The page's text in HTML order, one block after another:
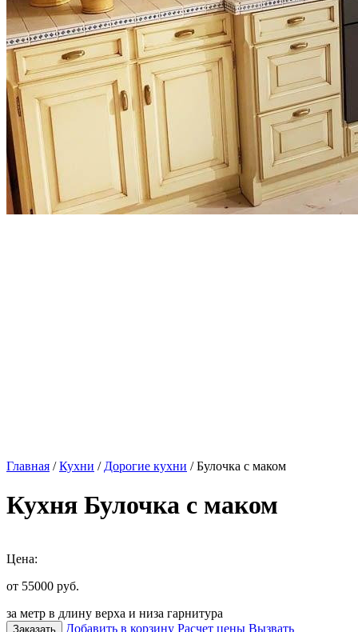
Главная /Кухни / Дорогие кухни / Булочка с маком
Кухня Булочка с маком
Цена:
от 55000 руб.
за метр в длину верха и низа гарнитура
Заказать Добавить в корзину Расчет цены Вызвать